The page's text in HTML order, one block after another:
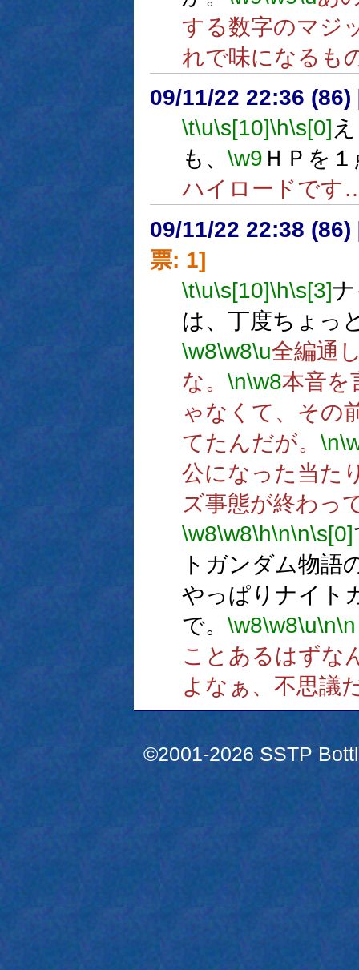
する数字のマジ
れで味になるも
09/11/22 22:36 (86)
\t\u\s[10]\h\s[0]
も、 \w9 ＨＰを
ハイロードです
09/11/22 22:38 (86)
票: 1]
\t\u\s[10]\h\s[3]
は、丁度ちょっ
\w8\w8\u全編通
な。 \n\w8本音を
ゃなくて、その
てたんだが。 \n
公になった当た
ズ事態が終わっ
\w8\w8\h\n\n\s[0]
トガンダム物語
やっぱりナイト
で。 \w8\w8\u\n\n
ことあるはずな
よなぁ、不思議
©2001-2026 SSTP